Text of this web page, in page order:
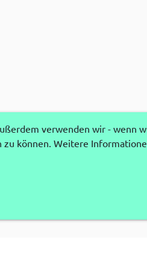
verwenden wir - wenn
können. Weitere